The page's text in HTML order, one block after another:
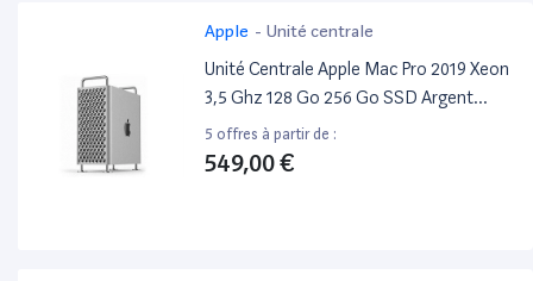
Apple - Unité centrale
Unité Centrale Apple Mac Pro 2019 Xeon
3,5 Ghz 128 Go 256 Go SSD Argent
Reconditionné
5 offres à partir de :
549,00 €